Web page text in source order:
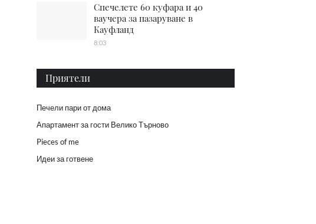
Спечелете 60 куфара и 40
ваучера за пазаруване в
Кауфланд
8:03
Приятели
Печели пари от дома
Апартамент за гости Велико Търново
Pieces of me
Идеи за готвене